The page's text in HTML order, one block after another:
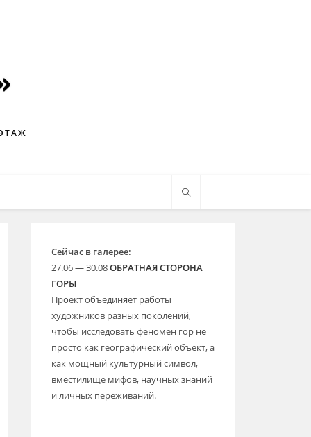
Сейчас в галерее:
27.06 — 30.08ОБРАТНАЯ СТОРОНА
ГОРЫ
Проект объединяет работы
художников разных поколений,
чтобы исследовать феномен гор не
просто как географический объект, а
как мощный культурный символ,
вместилище мифов, научных знаний
и личных переживаний.